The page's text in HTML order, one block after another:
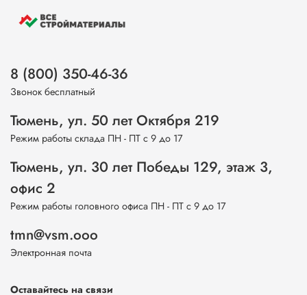
8 (800) 350-46-36
Звонок бесплатный
Тюмень, ул. 50 лет Октября 219
Режим работы склада ПН - ПТ с 9 до 17
Тюмень, ул. 30 лет Победы 129, этаж 3,
офис 2
Режим работы головного офиса ПН - ПТ с 9 до 17
tmn@vsm.ooo
Электронная почта
Оставайтесь на связи